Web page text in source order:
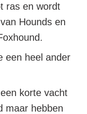
ras en wordt
Hounds en
een heel ander
korte vacht
maar hebben